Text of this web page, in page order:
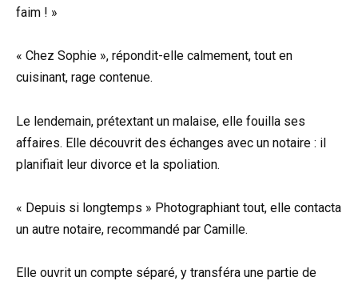
faim ! »
« Chez Sophie », répondit-elle calmement, tout en
cuisinant, rage contenue.
Le lendemain, prétextant un malaise, elle fouilla ses
affaires. Elle découvrit des échanges avec un notaire : il
planifiait leur divorce et la spoliation.
« Depuis si longtemps » Photographiant tout, elle contacta
un autre notaire, recommandé par Camille.
Elle ouvrit un compte séparé, y transféra une partie de